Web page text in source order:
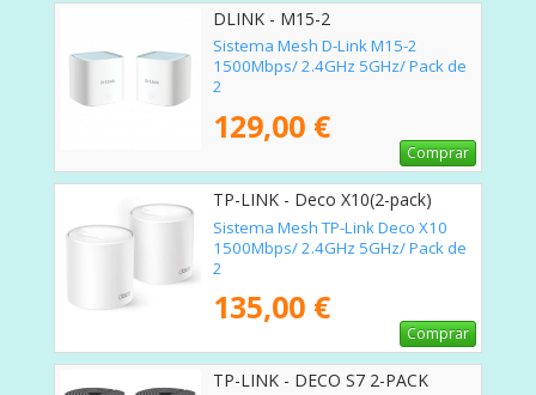
DLINK - M15-2
Sistema Mesh D-Link M15-2
1500Mbps/ 2.4GHz 5GHz/ Pack de
2
129,00 €
Comprar
TP-LINK - Deco X10(2-pack)
Sistema Mesh TP-Link Deco X10
1500Mbps/ 2.4GHz 5GHz/ Pack de
2
135,00 €
Comprar
TP-LINK - DECO S7 2-PACK